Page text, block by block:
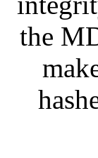
the